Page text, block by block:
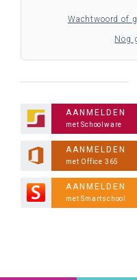
Wachtwoord of
Nog
AANMELDEN
met Schoolware
AANMELDEN
met Office 365
AANMELDEN
met Smartschool